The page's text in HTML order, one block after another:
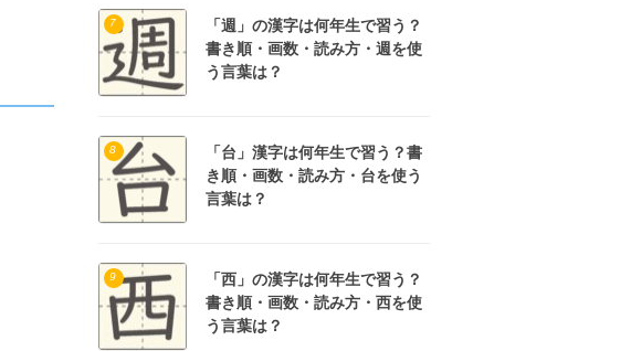
7
「週」の漢字は何年生で習う？
書き順・画数・読み方・週を使
う言葉は？
8
「台」漢字は何年生で習う？書
き順・画数・読み方・台を使う
言葉は？
9
「西」の漢字は何年生で習う？
書き順・画数・読み方・西を使
う言葉は？